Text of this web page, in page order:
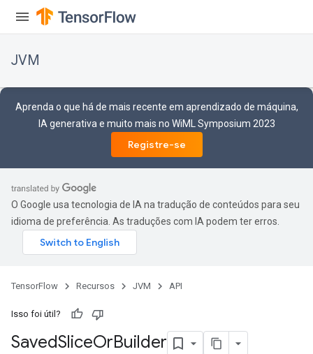
JVM
Aprenda o que há de mais recente em aprendizado de máquina,
IA generativa e muito mais no WiML Symposium 2023
Registre-se
O Google usa tecnologia de IA na tradução de conteúdos para seu
idioma de preferência. As traduções com IA podem ter erros.
TensorFlow Recursos JVM API
Isso foi útil?
SavedSliceOrBuilder